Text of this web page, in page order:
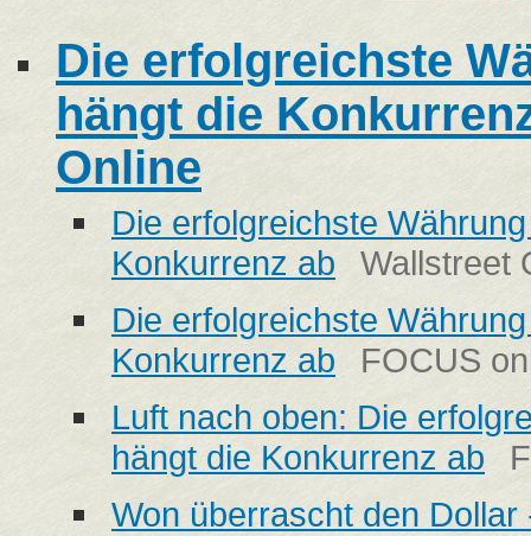
Die erfolgreichste
hängt die
Online
Die erfolgreichste
Konkurrenz ab
Wallstreet
Die erfolgreichste
Konkurrenz ab
FOCUS
Luft nach oben: Die
hängt die Konkurrenz ab
Won überrascht den